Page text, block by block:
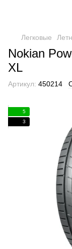
Легковые
Nokian
XL
Артикул: 450214
5
3